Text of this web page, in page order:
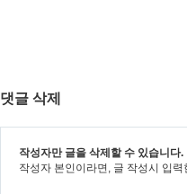
댓글 삭제
작성자만 글을 삭제할 수 있습니다.
작성자 본인이라면, 글 작성시 입